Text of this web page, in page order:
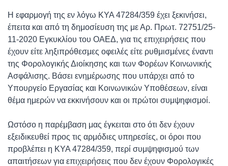
Η εφαρμογή της εν λόγω ΚΥΑ 47284/359 έχει ξεκινήσει,
έπειτα και από τη δημοσίευση της με Αρ. Πρωτ. 72751/25-
11-2020 Εγκυκλίου του ΟΑΕΔ, για τις επιχειρήσεις που
έχουν είτε ληξιπρόθεσμες οφειλές είτε ρυθμισμένες έναντι
της Φορολογικής Διοίκησης και των Φορέων Κοινωνικής
Ασφάλισης. Βάσει ενημέρωσης που υπάρχει από το
Υπουργείο Εργασίας και Κοινωνικών Υποθέσεων, είναι
θέμα ημερών να εκκινήσουν και οι πρώτοι συμψηφισμοί.
Ωστόσο η παρέμβαση μας έγκειται στο ότι δεν έχουν
εξειδικευθεί προς τις αρμόδιες υπηρεσίες, οι όροι που
προβλέπει η ΚΥΑ 47284/359, περί συμψηφισμού των
απαιτήσεων για επιχειρήσεις που δεν έχουν Φορολογικές